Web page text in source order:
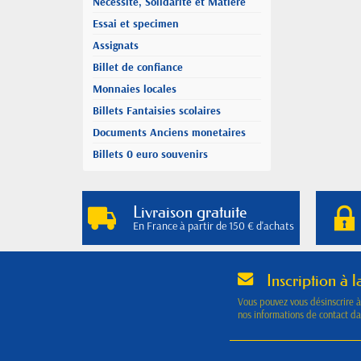
Essai et specimen
Assignats
Billet de confiance
Monnaies locales
Billets Fantaisies scolaires
Documents Anciens monetaires
Billets 0 euro souvenirs
Livraison gratuite
En France à partir de 150 € d'achats
Inscription à
Vous pouvez vous désinscrire
nos informations de contact